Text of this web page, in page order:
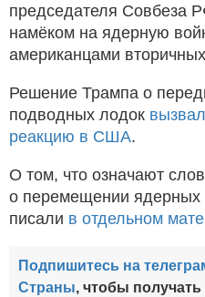
председателя Совбеза
намёком на ядерную
американцами
Решение Трампа о
подводных лодок
реакцию в США.
О том, что означают
о перемещении
писали в отдельном
Подпишитесь на
Страны, чтобы